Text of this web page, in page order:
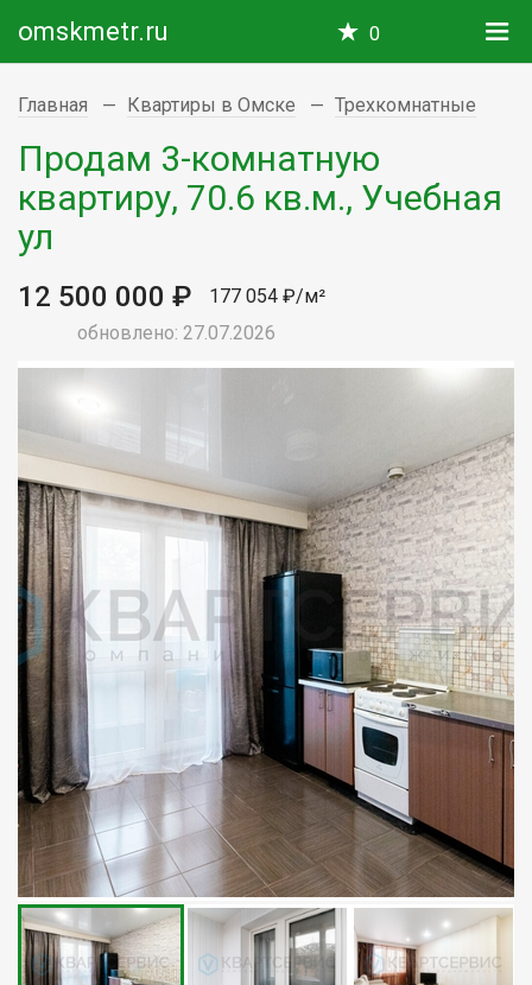
omskmetr.ru 0
Главная Квартиры в Омске Трехкомнатные
Продам 3-комнатную
квартиру, 70.6 кв.м., Учебная
ул
12 500 000 ₽
177 054 ₽/м²
обновлено: 27.07.2026